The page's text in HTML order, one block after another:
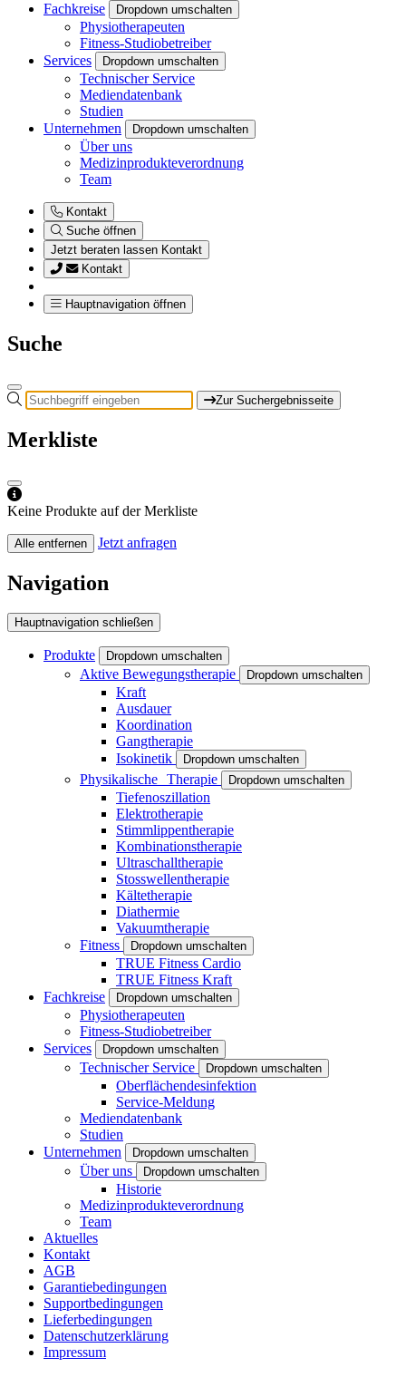
Fachkreise
Dropdown umschalten
Physiotherapeuten
Fitness-Studiobetreiber
Services
Dropdown umschalten
Technischer Service
Mediendatenbank
Studien
Unternehmen
Dropdown umschalten
Über uns
Medizinprodukteverordnung
Team
Kontakt
Suche öffnen
Jetzt beraten lassen Kontakt
Kontakt
Hauptnavigation öffnen
Suche
Zur Suchergebnisseite
Merkliste
Keine Produkte auf der Merkliste
Alle entfernen Jetzt anfragen
Navigation
Hauptnavigation schließen
Produkte Dropdown umschalten
Aktive Bewegungstherapie Dropdown umschalten
Kraft
Ausdauer
Koordination
Gangtherapie
Isokinetik
Dropdown umschalten
Physikalische Therapie Dropdown umschalten
Tiefenoszillation
Elektrotherapie
Stimmlippentherapie
Kombinationstherapie
Ultraschalltherapie
Stosswellentherapie
Kältetherapie
Diathermie
Vakuumtherapie
Fitness
Dropdown umschalten
TRUE Fitness Cardio
TRUE Fitness Kraft
Fachkreise
Dropdown umschalten
Physiotherapeuten
Fitness-Studiobetreiber
Services
Dropdown umschalten
Technischer Service Dropdown umschalten
Oberflächendesinfektion
Service-Meldung
Mediendatenbank
Studien
Unternehmen
Dropdown umschalten
Über uns Dropdown umschalten
Historie
Medizinprodukteverordnung
Team
Aktuelles
Kontakt
AGB
Garantiebedingungen
Supportbedingungen
Lieferbedingungen
Datenschutzerklärung
Impressum